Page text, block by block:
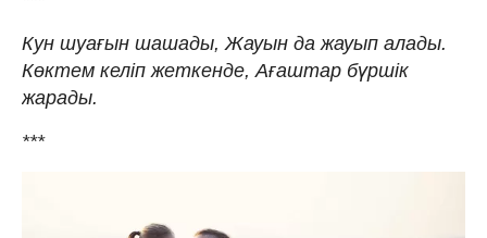
Кун шуағын шашады, Жауын да жауып алады.
Көктем келіп жеткенде, Ағаштар бүршік
жарады.
***